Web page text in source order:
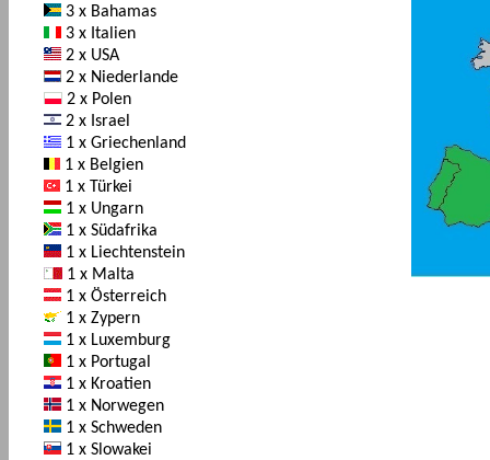
3 x Bahamas
3 x Italien
2 x USA
2 x Niederlande
2 x Polen
2 x Israel
1 x Griechenland
1 x Belgien
1 x Türkei
1 x Ungarn
1 x Südafrika
1 x Liechtenstein
1 x Malta
1 x Österreich
1 x Zypern
1 x Luxemburg
1 x Portugal
1 x Kroatien
1 x Norwegen
1 x Schweden
1 x Slowakei